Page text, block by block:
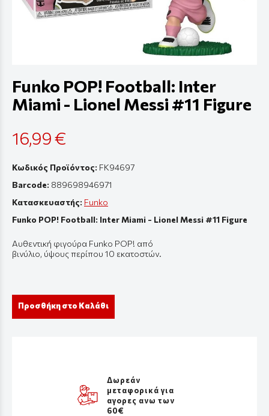
Funko POP! Football: Inter
Miami - Lionel Messi #11 Figure
16,99 €
Κωδικός Προϊόντος: FK94697
Barcode: 889698946971
Κατασκευαστής: Funko
Funko POP! Football: Inter Miami - Lionel Messi #11 Figure
Αυθεντική φιγούρα Funko POP! από
βινύλιο, ύψουςπερίπου 10 εκατοστών.
Προσθήκη στο Καλάθι
Δωρεάν
μεταφορικά για
αγορες ανω των
60€